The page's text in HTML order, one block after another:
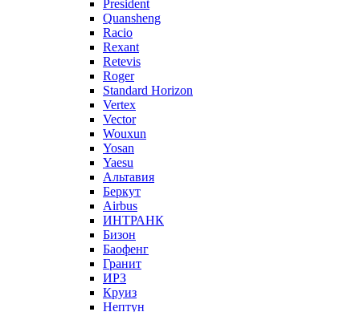
President
Quansheng
Racio
Rexant
Retevis
Roger
Standard Horizon
Vertex
Vector
Wouxun
Yosan
Yaesu
Альтавия
Беркут
Airbus
ИНТРАНК
Бизон
Баофенг
Гранит
ИРЗ
Круиз
Нептун